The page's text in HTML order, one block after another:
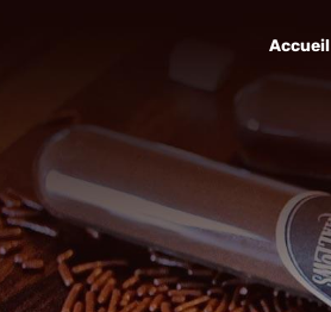
Accueil